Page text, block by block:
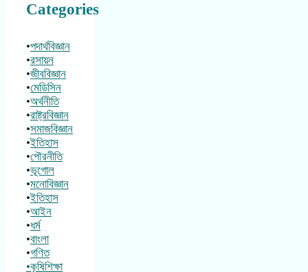
Categories
•পদার্থবিজ্ঞান
•রসায়ন
•জীববিজ্ঞান
•মেডিসিন
•অর্থনীতি
•রাষ্ট্রবিজ্ঞান
•সমাজবিজ্ঞান
•ইতিহাস
•পৌরনীতি
•ভূগোল
•মনোবিজ্ঞান
•ইতিহাস
•আইন
•ধর্ম
•বাংলা
•গণিত
•কৃষিশিক্ষা